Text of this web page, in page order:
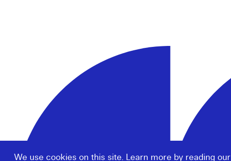
We use cookies on this site. Learn more by reading our